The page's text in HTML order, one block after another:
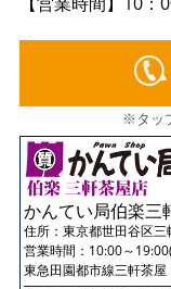
※タッ
かんてい局伯楽三
住所： 東京都世田谷区
営業時間：10:00～
東急田園都市線三軒茶